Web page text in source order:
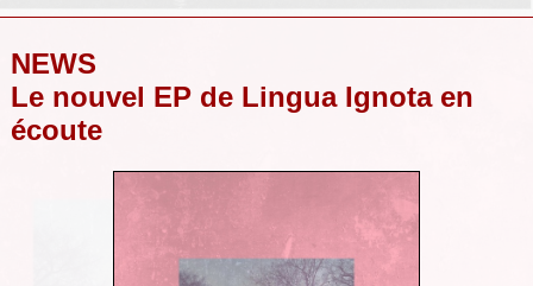
NEWS
Le nouvel EP de Lingua Ignota en
écoute